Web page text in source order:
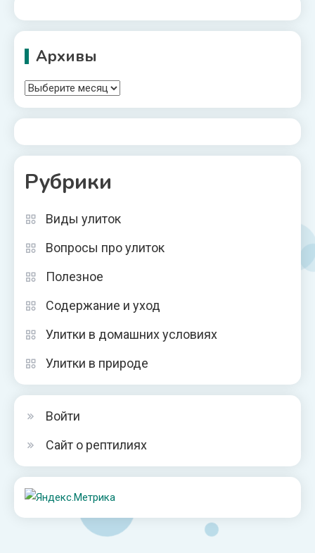
Архивы
Архивы
Рубрики
Виды улиток
Вопросы про улиток
Полезное
Содержание и уход
Улитки в домашних условиях
Улитки в природе
Войти
Сайт о рептилиях